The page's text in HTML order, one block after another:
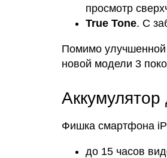
просмотр
True Tone. С
Помимо улучшенной
новой модели 3
Фишка смартфона
до 15 часов